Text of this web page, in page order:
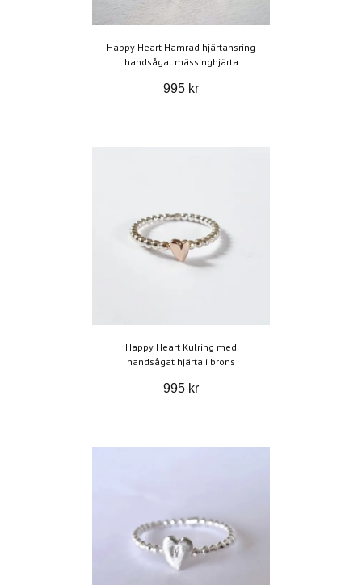
Happy Heart Hamrad hjärtansring
handsågat mässinghjärta
995 kr
Happy Heart Kulring med
handsågat hjärta i brons
995 kr